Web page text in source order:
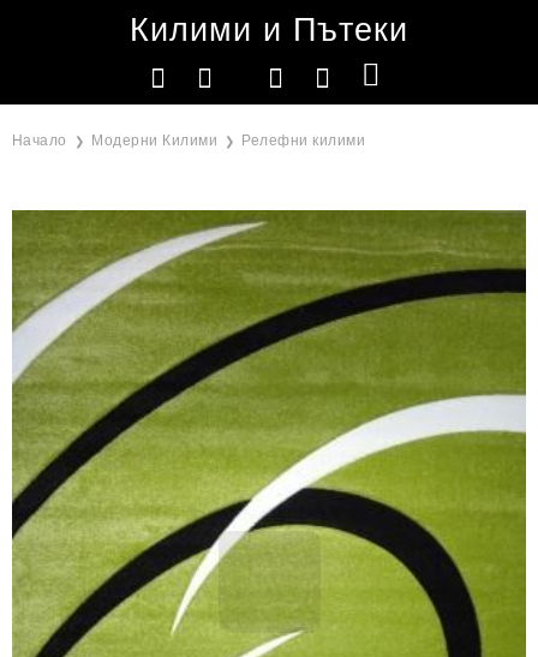
Килими и Пътеки
Начало Модерни Килими Релефни килими